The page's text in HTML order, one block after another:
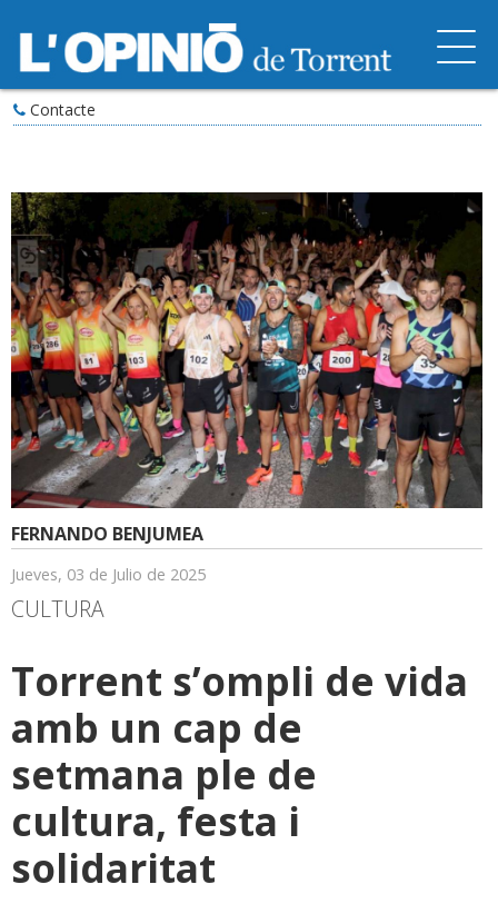
Contacte
FERNANDO BENJUMEA
Jueves, 03 de Julio de 2025
CULTURA
Torrent s’ompli de vida
amb un cap de
setmana ple de
cultura, festa i
solidaritat